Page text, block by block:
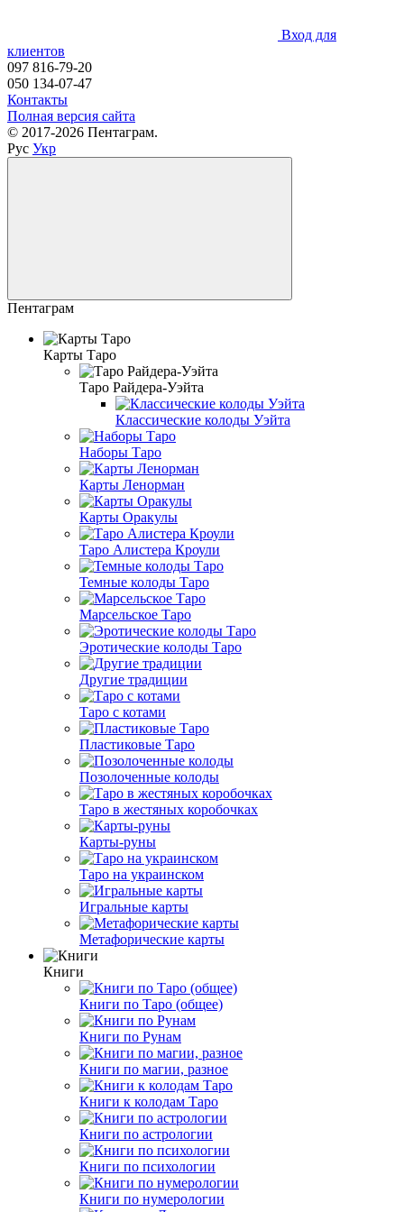
Вход для
клиентов
097 816-79-20
050 134-07-47
Контакты
Полная версия сайта
© 2017-2026 Пентаграм.
Рус Укр
Пентаграм
Карты Таро
Таро Райдера-Уэйта
Классические колоды Уэйта
Наборы Таро
Карты Ленорман
Карты Оракулы
Таро Алистера Кроули
Темные колоды Таро
Марсельское Таро
Эротические колоды Таро
Другие традиции
Таро с котами
Пластиковые Таро
Позолоченные колоды
Таро в жестяных коробочках
Карты-руны
Таро на украинском
Игральные карты
Метафорические карты
Книги
Книги по Таро (общее)
Книги по Рунам
Книги по магии, разное
Книги к колодам Таро
Книги по астрологии
Книги по психологии
Книги по нумерологии